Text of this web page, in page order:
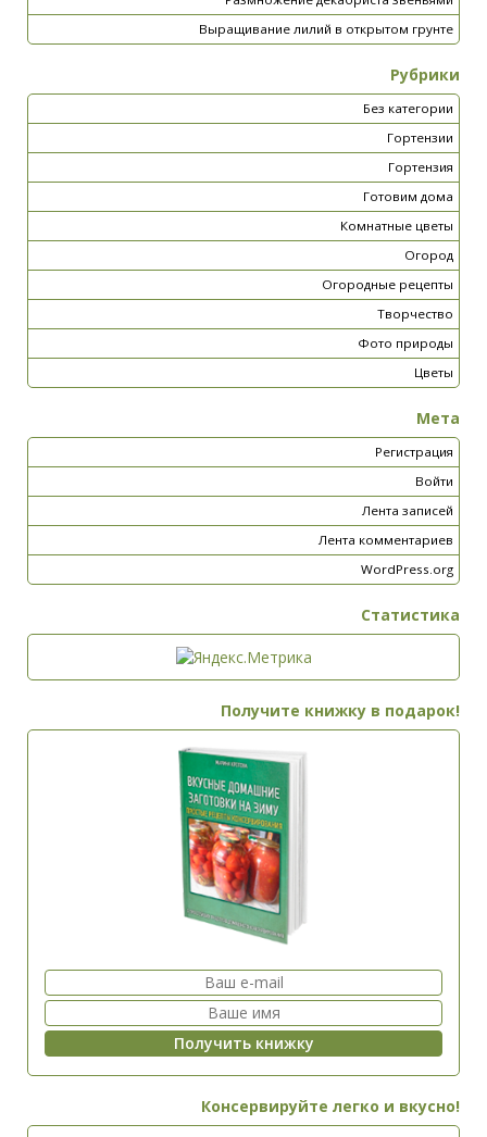
Выращивание лилий в открытом грунте
Рубрики
Без категории
Гортензии
Гортензия
Готовим дома
Комнатные цветы
Огород
Огородные рецепты
Творчество
Фото природы
Цветы
Мета
Регистрация
Войти
Лента записей
Лента комментариев
WordPress.org
Статистика
Получите книжку в подарок!
Консервируйте легко и вкусно!